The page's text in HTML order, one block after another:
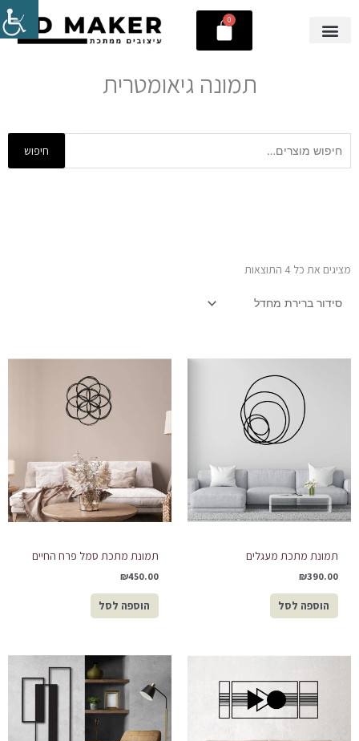
לתוכן
0
עגלת
קניות
תמונה גיאומטרית
עבור:
חיפוש
מציגים את כל ⁦4⁩ התוצאות
תמונת מתכת מעגלים
₪390.00
הוספה לסל
תמונת מתכת סמל פרח החיים
₪450.00
הוספה לסל